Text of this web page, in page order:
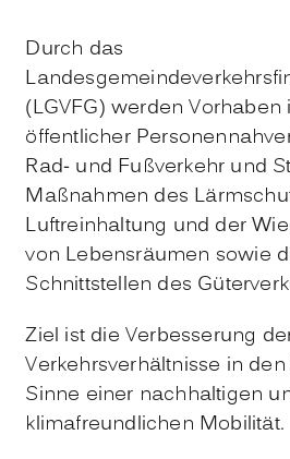
Durch das
(LGVFG) werden
öffentlicher
Rad- und Fußverkehr und
Maßnahmen des
Luftreinhaltung und der
von Lebensräumen sowie
Schnittstellen des
Ziel ist die Verbesserung
Verkehrsverhältnisse in
Sinne einer nachhaltigen
klimafreundlichen Mobilität.